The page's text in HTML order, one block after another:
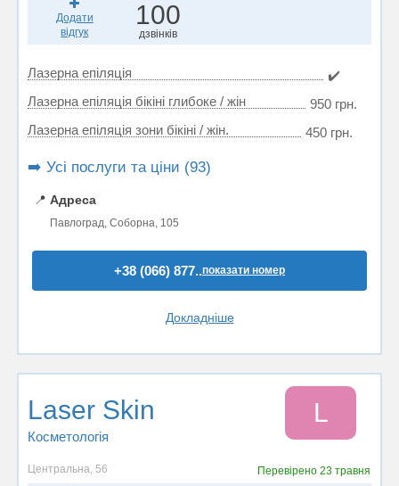
Додати
відгук
100
дзвінків
Лазерна епіляція
✔️
Лазерна епіляція бікіні глибоке / жін
950 грн.
Лазерна епіляція зони бікіні / жін.
450 грн.
➡️ Усі послуги та ціни (93)
📍 Адреса
Павлоград, Соборна, 105
+38 (066) 877..показати номер
Докладніше
Laser Skin
Косметологія
L
Центральна, 56 Перевірено23 травня